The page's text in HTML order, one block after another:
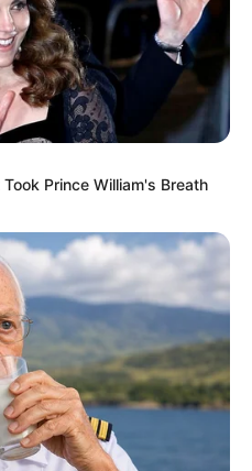
Prince William's Breath